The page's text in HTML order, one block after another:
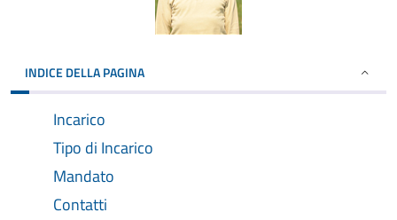
INDICE DELLA PAGINA
Incarico
Tipo di Incarico
Mandato
Contatti